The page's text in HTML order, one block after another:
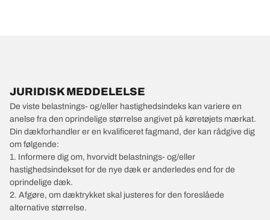
JURIDISK MEDDELELSE
De viste belastnings- og/eller hastighedsindeks kan variere en
anelse fra den oprindelige størrelse angivet på køretøjets mærkat.
Din dækforhandler er en kvalificeret fagmand, der kan rådgive dig
om følgende:
1. Informere dig om, hvorvidt belastnings- og/eller
hastighedsindekset for de nye dæk er anderledes end for de
oprindelige dæk.
2. Afgøre, om dæktrykket skal justeres for den foreslåede
alternative størrelse.